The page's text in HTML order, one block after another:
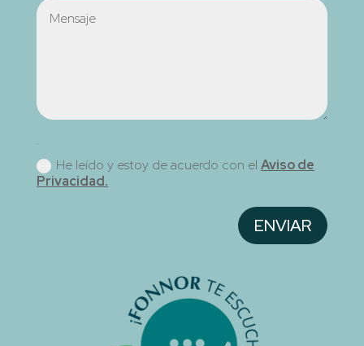
.
He leído y estoy de acuerdo con elAviso de
Privacidad.
ENVIAR